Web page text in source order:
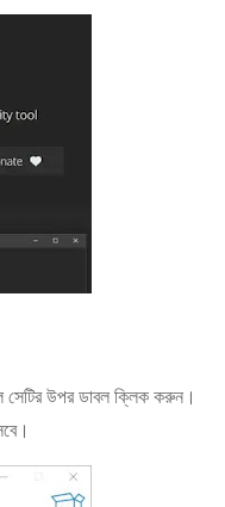
সেটির উপর ডাবল ক্লিক করুন।